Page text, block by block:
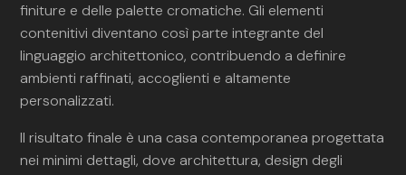
finiture e delle palette cromatiche. Gli elementi
contenitivi diventano così parte integrante del
linguaggio architettonico, contribuendo a definire
ambienti raffinati, accoglienti e altamente
personalizzati.
Il risultato finale è una casa contemporanea progettata
nei minimi dettagli, dove architettura, design degli